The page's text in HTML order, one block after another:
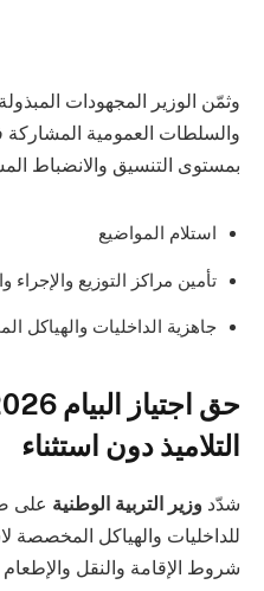
وثمّن الوزير المجهودات
والسلطات العمومية المشاركة
بمستوى التنسيق والانضباط
استلام المواضيع
تأمين مراكز التوزيع والإجراء
جاهزية الداخليات والهياكل
التلاميذ دون استثناء
شدّد وزير التربية الوطنية على
للداخليات والهياكل المخصصة
شروط الإقامة والنقل والإطعام